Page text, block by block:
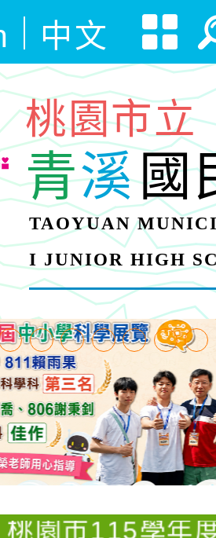
中文
桃園市立
青溪國
TAOYUAN
I JUNIOR HIGH
結果(第4招)】
1學期第9次代
4招)
結果(第12招)】
1學期第7次代
桃園市115學年